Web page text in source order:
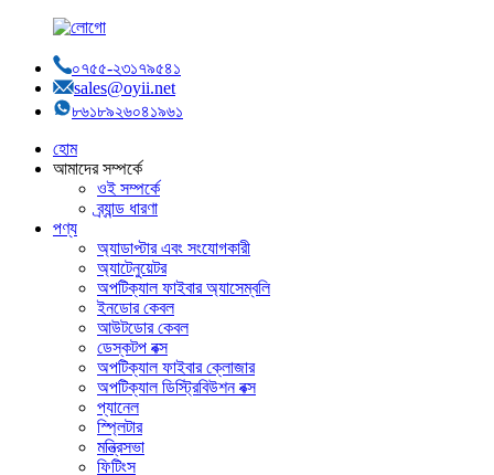
০৭৫৫-২৩১৭৯৫৪১
sales@oyii.net
৮৬১৮৯২৬০৪১৯৬১
হোম
আমাদের সম্পর্কে
ওই সম্পর্কে
ব্র্যান্ড ধারণা
পণ্য
অ্যাডাপ্টার এবং সংযোগকারী
অ্যাটেনুয়েটর
অপটিক্যাল ফাইবার অ্যাসেম্বলি
ইনডোর কেবল
আউটডোর কেবল
ডেস্কটপ বক্স
অপটিক্যাল ফাইবার ক্লোজার
অপটিক্যাল ডিস্ট্রিবিউশন বক্স
প্যানেল
স্প্লিটার
মন্ত্রিসভা
ফিটিংস